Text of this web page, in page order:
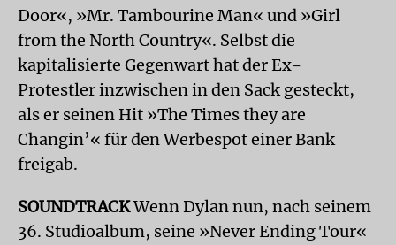
Door«, »Mr. Tambourine Man« und »Girl
from the North Country«. Selbst die
kapitalisierte Gegenwart hat der Ex-
Protestler inzwischen in den Sack gesteckt,
als er seinen Hit »The Times they are
Changin’« für den Werbespot einer Bank
freigab.
SOUNDTRACKWenn Dylan nun, nach seinem
36. Studioalbum, seine »Never Ending Tour«